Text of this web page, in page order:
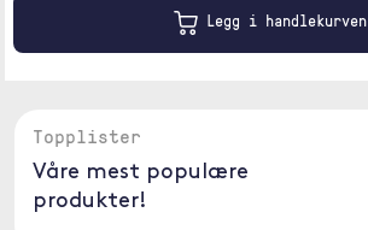
Legg i handlekurven
Topplister
Våre mest populære
produkter!